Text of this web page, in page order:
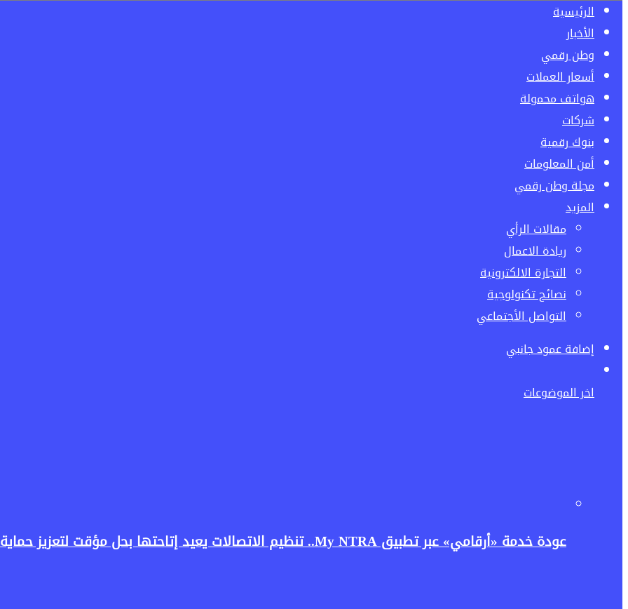
الرئيسية
الأخبار
وطن رقمي
أسعار العملات
هواتف محمولة
شركات
بنوك رقمية
أمن المعلومات
مجلة وطن رقمي
المزيد
مقالات الرأي
ريادة الاعمال
التجارة الالكترونية
نصائح تكنولوجية
التواصل الأجتماعي
إضافة عمود جانبي
اخر الموضوعات
عودة خدمة «أرقامي» عبر تطبيق My NTRA.. تنظيم الاتصالات يعيد إتاحتها بحل مؤقت لتعزيز حماية بيانات المستخدمين